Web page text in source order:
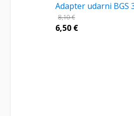
Adapter udarni BGS
8,10€
6,50 €